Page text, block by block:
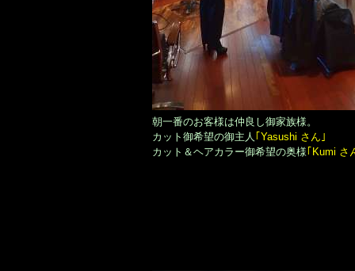
朝一番のお客様は仲良し御家族様。
カット御希望の御主人 ｢Yasushi さん｣
カット＆ヘアカラー御希望の奥様 ｢Kumi さ